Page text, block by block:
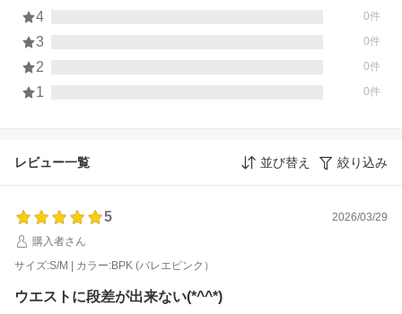
4 0件
3 0件
2 0件
1 0件
レビュー一覧 並び替え 絞り込み
5
2026/03/29
購入者さん
サイズ:S/M | カラー:BPK (バレエピンク）
ウエストに段差が出来ない(*^^*)